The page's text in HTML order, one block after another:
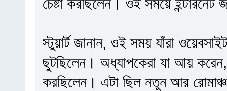
স্টুয়ার্ট জানান, ওই সময় যাঁরা
ছুটছিলেন। অধ্যাপকেরা যা আয়
করছিলেন। এটা ছিল নতুন আর